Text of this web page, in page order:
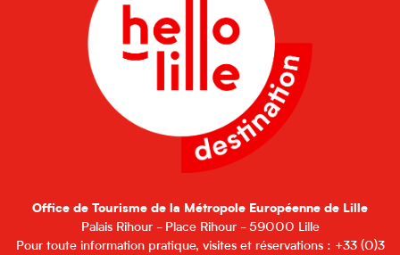
Office de Tourisme de la Métropole Européenne de Lille
Palais Rihour - Place Rihour - 59000 Lille
Pour toute information pratique, visites et réservations : +33 (0)3